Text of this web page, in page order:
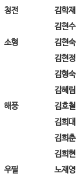
청전
김학재
김현수
소형
김현숙
김현정
김형숙
김혜림
해풍
김호철
김희대
김희춘
김희현
우필
노재영